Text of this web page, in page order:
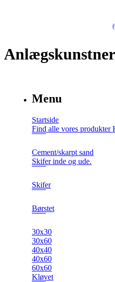
Menu
Startside
Find alle vores produkter
Cement/skarpt sand
Skifer inde og ude.
Skifer
Børstet
30x30
30x60
40x40
40x60
60x60
Kløvet